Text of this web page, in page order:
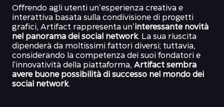
Offrendo agli utenti un’esperienza creativa e
interattiva basata sulla condivisione di progetti
grafici, Artifact rappresenta un’
interessante novità
nel panorama dei social network. La sua riuscita
dipenderà da moltissimi fattori diversi; tuttavia,
considerando la competenza dei suoi fondatori e
l'innovatività della piattaforma, Artifact sembra
avere buone possibilità di successo nel mondo dei
social network.